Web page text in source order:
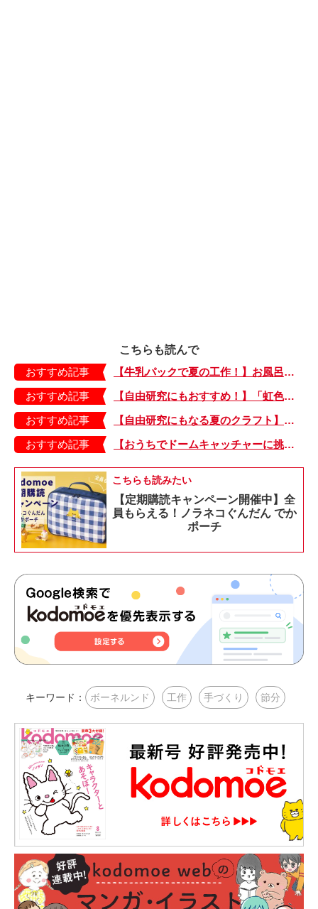
こちらも読んで
おすすめ記事
【牛乳パックで夏の工作！】お風呂やおうちプールで水に浮かべてあそぼ！「牛乳パックのぷかぷかボート」
おすすめ記事
【自由研究にもおすすめ！】「虹色うちわ」作ってみました！ 夏休みの工作に最＆高♪・編集部スタッフイチオシ！
おすすめ記事
【自由研究にもなる夏のクラフト】どんな模様が出るかな？ 開くまでのお楽しみ♪「虹色うちわ」の作り方
おすすめ記事
【おうちでドームキャッチャーに挑戦だ】アンパンマン わくわくドームキャッチャー
こちらも読みたい
【定期購読キャンペーン開催中】全
員もらえる！ノラネコぐんだん でか
ポーチ
キーワード： ボーネルンド 工作 手づくり 節分